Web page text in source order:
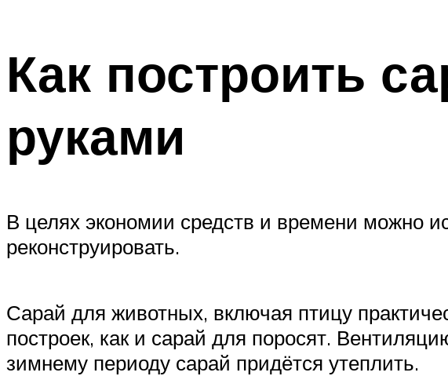
Как построить
руками
В целях экономии средств и времени можно
реконструировать.
Сарай для животных, включая птицу
построек, как и сарай для поросят.
зимнему периоду сарай придётся утеплить.